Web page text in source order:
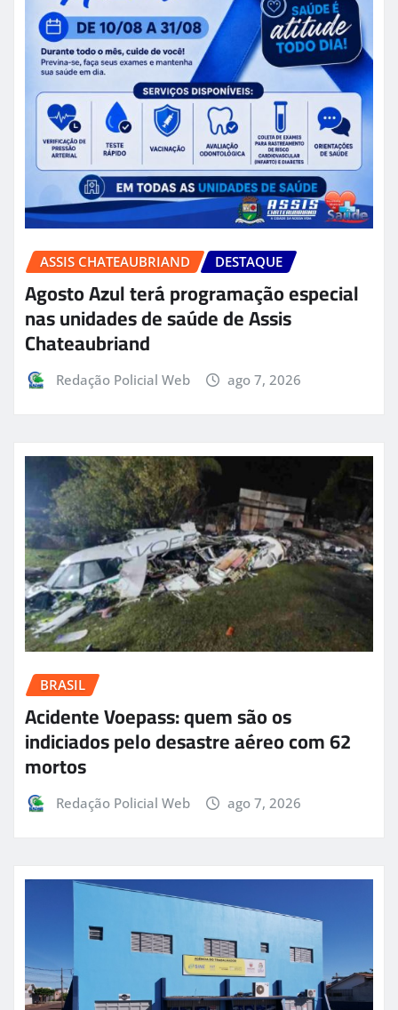
ASSIS CHATEAUBRIAND DESTAQUE
Agosto Azul terá programação especial
nas unidades de saúde de Assis
Chateaubriand
Redação Policial Web ago 7, 2026
BRASIL
Acidente Voepass: quem são os
indiciados pelo desastre aéreo com 62
mortos
Redação Policial Web ago 7, 2026